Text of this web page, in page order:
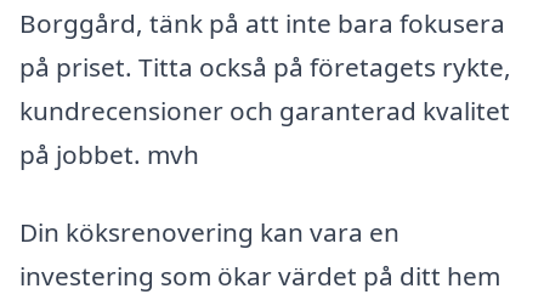
Borggård, tänk på att inte bara fokusera
på priset. Titta också på företagets rykte,
kundrecensioner och garanterad kvalitet
på jobbet. mvh
Din köksrenovering kan vara en
investering som ökar värdet på ditt hem